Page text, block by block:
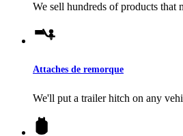
We sell hundreds of products that
Attaches de remorque
We'll put a trailer hitch on any